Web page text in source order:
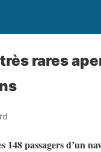
rares
148 passagers d’un